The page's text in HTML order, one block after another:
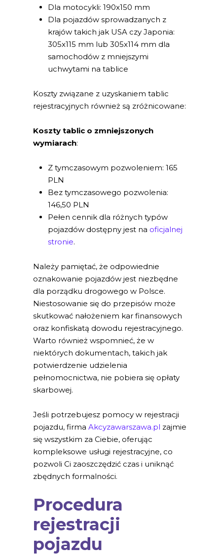
Dla motocykli: 190x150 mm
Dla pojazdów sprowadzanych z
krajów takich jak USA czy Japonia:
305x115 mm lub 305x114 mm dla
samochodów z mniejszymi
uchwytami na tablice
Koszty związane z uzyskaniem tablic
rejestracyjnych również są zróżnicowane:
Koszty tablic o zmniejszonych
wymiarach:
Z tymczasowym pozwoleniem: 165
PLN
Bez tymczasowego pozwolenia:
146,50 PLN
Pełen cennik dla różnych typów
pojazdów dostępny jest na oficjalnej
stronie.
Należy pamiętać, że odpowiednie
oznakowanie pojazdów jest niezbędne
dla porządku drogowego w Polsce.
Niestosowanie się do przepisów może
skutkować nałożeniem kar finansowych
oraz konfiskatą dowodu rejestracyjnego.
Warto również wspomnieć, że w
niektórych dokumentach, takich jak
potwierdzenie udzielenia
pełnomocnictwa, nie pobiera się opłaty
skarbowej.
Jeśli potrzebujesz pomocy w rejestracji
pojazdu, firma Akcyzawarszawa.pl zajmie
się wszystkim za Ciebie, oferując
kompleksowe usługi rejestracyjne, co
pozwoli Ci zaoszczędzić czas i uniknąć
zbędnych formalności.
Procedura
rejestracji
pojazdu